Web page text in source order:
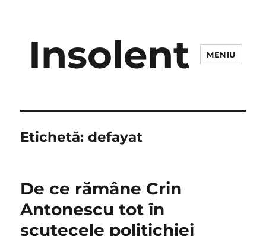
Insolent MENIU
Etichetă:defayat
De ce rămâne Crin
Antonescu tot în
scutecele politichiei